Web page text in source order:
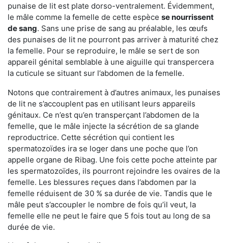
punaise de lit est plate dorso-ventralement. Évidemment,
le mâle comme la femelle de cette espèce se nourrissent
de sang. Sans une prise de sang au préalable, les œufs
des punaises de lit ne pourront pas arriver à maturité chez
la femelle. Pour se reproduire, le mâle se sert de son
appareil génital semblable à une aiguille qui transpercera
la cuticule se situant sur l’abdomen de la femelle.
Notons que contrairement à d’autres animaux, les punaises
de lit ne s’accouplent pas en utilisant leurs appareils
génitaux. Ce n’est qu’en transperçant l’abdomen de la
femelle, que le mâle injecte la sécrétion de sa glande
reproductrice. Cette sécrétion qui contient les
spermatozoïdes ira se loger dans une poche que l’on
appelle organe de Ribag. Une fois cette poche atteinte par
les spermatozoïdes, ils pourront rejoindre les ovaires de la
femelle. Les blessures reçues dans l’abdomen par la
femelle réduisent de 30 % sa durée de vie. Tandis que le
mâle peut s’accoupler le nombre de fois qu’il veut, la
femelle elle ne peut le faire que 5 fois tout au long de sa
durée de vie.